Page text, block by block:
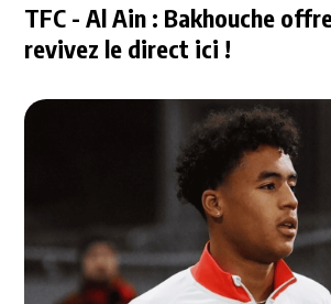
TFC - Al Ain : Bakhouche
revivez le direct ici !